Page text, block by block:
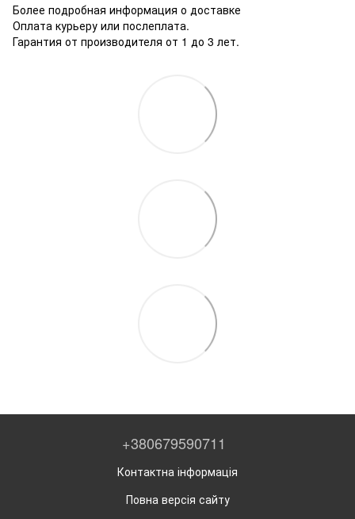
Более подробная информация о доставке
Оплата курьеру или послеплата.
Гарантия от производителя от 1 до 3 лет.
+380679590711
Контактна інформація
Повна версія сайту